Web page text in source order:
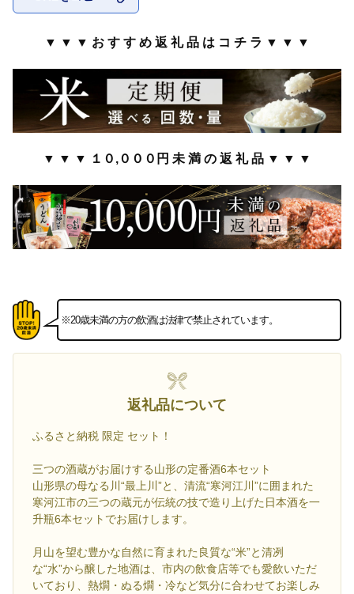
▼ ▼ ▼ お す す め 返 礼 品 は コ チ ラ ▼ ▼ ▼
▼ ▼ ▼ １０,０００円 未 満 の 返 礼 品 ▼ ▼ ▼
※20歳未満の方の飲酒は法律で禁止されています。
返礼品について
ふるさと納税 限定 セット！
三つの酒蔵がお届けする山形の定番酒6本セット
山形県の母なる川“最上川”と、清流“寒河江川”に囲まれた
寒河江市の三つの蔵元が伝統の技で造り上げた日本酒を一
升瓶6本セットでお届けします。
月山を望む豊かな自然に育まれた良質な“米”と清冽
な“水”から醸した地酒は、市内の飲食店等でも愛飲いただ
いており、熱燗・ぬる燗・冷など気分に合わせてお楽しみ